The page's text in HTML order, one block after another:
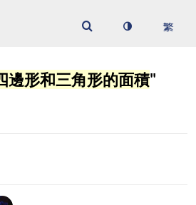
邊形和三角形的面積"